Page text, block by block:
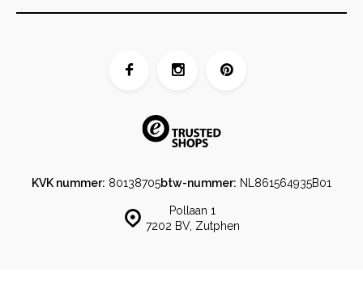
Pollaan 1
7202 BV, Zutphen
KVK nummer: 80138705btw-nummer: NL861564935B01